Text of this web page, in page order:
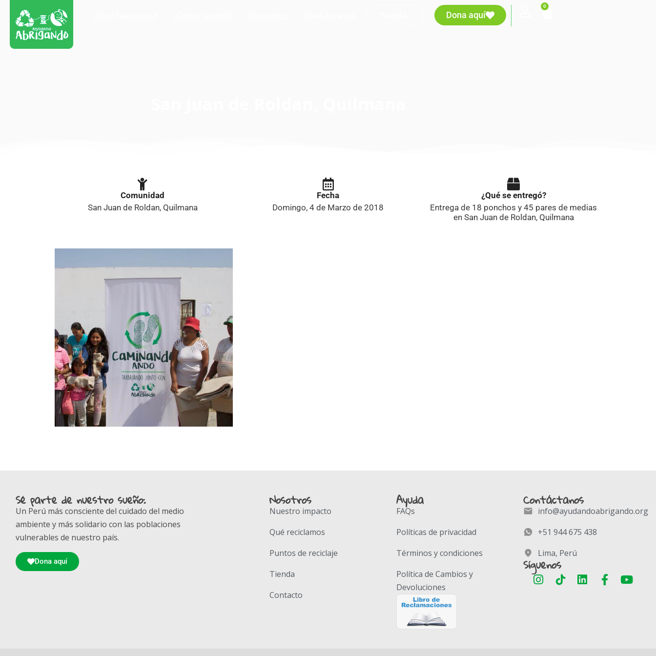
Dona aquí
0
Comunidad
San Juan de Roldan, Quilmana
Fecha
Domingo, 4 de Marzo de 2018
¿Qué se entregó?
Entrega de 18 ponchos y 45 pares de medias
en San Juan de Roldan, Quilmana
Sé parte de nuestro sueño:
Un Perú más consciente del cuidado del medio
ambiente y más solidario con las poblaciones
vulnerables de nuestro país.
Dona aquí
Nosotros
Nuestro impacto
Qué reciclamos
Puntos de reciclaje
Tienda
Contacto
Ayuda
FAQs
Políticas de privacidad
Términos y condiciones
Política de Cambios y
Devoluciones
Contáctanos
info@ayudandoabrigando.org
+51 944 675 438
Lima, Perú
Síguenos